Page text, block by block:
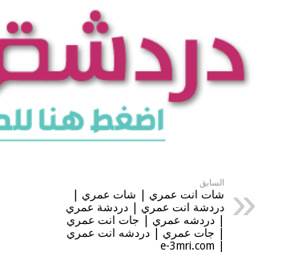
السابق
شات انت عمري | شات عمري |
دردشة انت عمري | دردشة عمري
| دردشه عمري | جات انت عمري
| جات عمري | دردشه انت عمري